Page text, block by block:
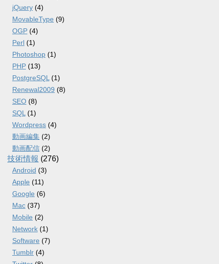
jQuery (4)
MovableType (9)
OGP (4)
Perl (1)
Photoshop (1)
PHP (13)
PostgreSQL(1)
Renewal2009 (8)
SEO (8)
SQL(1)
Wordpress (4)
動画編集 (2)
動画配信 (2)
技術情報 (276)
Android (3)
Apple (11)
Google (6)
Mac (37)
Mobile (2)
Network (1)
Software (7)
Tumblr (4)